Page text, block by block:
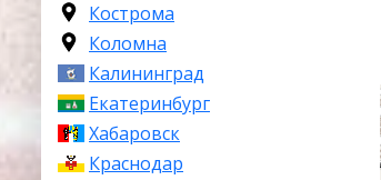
Кострома
Коломна
Калининград
Екатеринбург
Хабаровск
Краснодар